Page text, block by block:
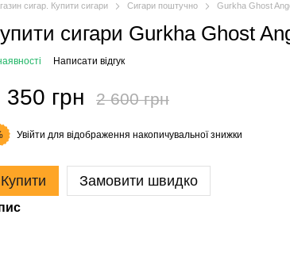
сигар. Купити сигари Сигари поштучно Gurkha Ghost
сигари Gurkha Ghost
Написати відгук
350 грн 2 600 грн
Увійти для відображення накопичувальної знижки
Купити Замовити швидко